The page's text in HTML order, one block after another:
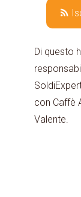
Di questo
con Caffè
Valente.